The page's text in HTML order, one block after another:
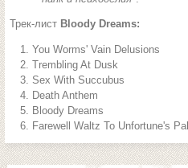
Трек-лист Bloody Dreams:
You Worms' Vain Delusions
Trembling At Dusk
Sex With Succubus
Death Anthem
Bloody Dreams
Farewell Waltz To Unfortune's